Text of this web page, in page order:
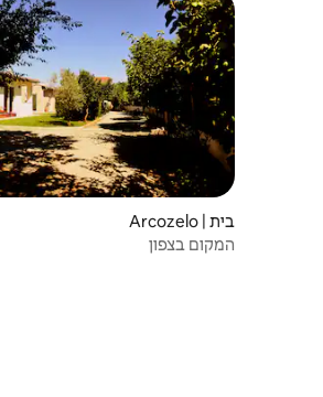
בית | Arcozelo
המקום בצפון